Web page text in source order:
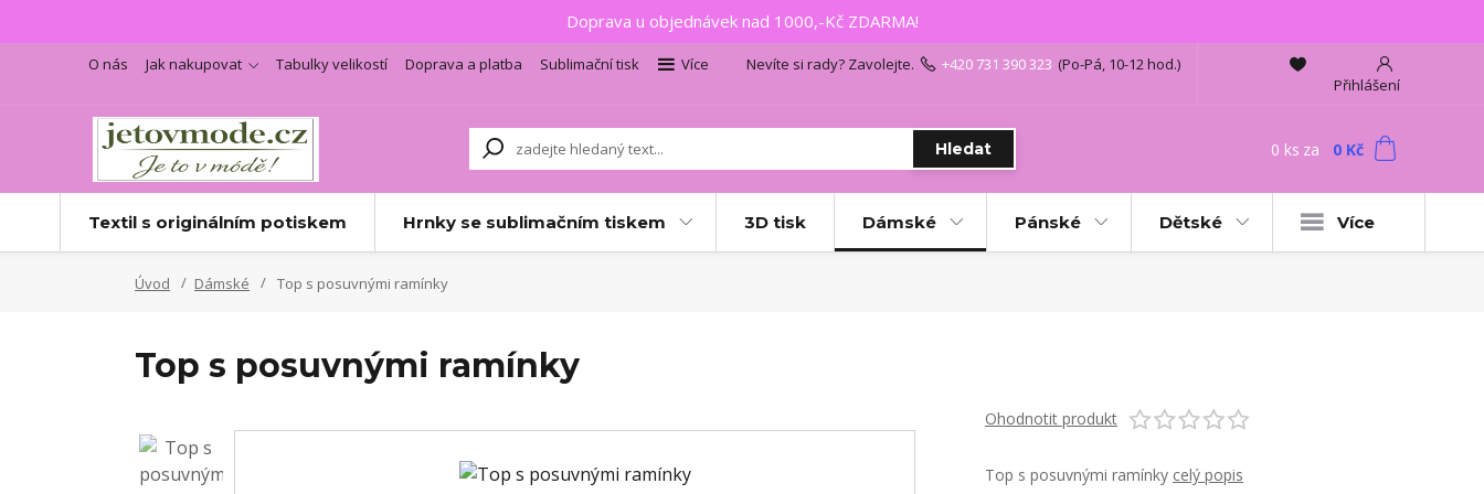
Doprava u objednávek nad 1000,-Kč ZDARMA!
O nás Jak nakupovat Tabulky velikostí Doprava a platba Sublimační tisk
Více
Přihlášení
Hledat
Nevíte si rady? Zavolejte. +420 731 390 323 (Po-Pá, 10-12 hod.)
0 ks za 0 Kč
Textil s originálním potiskem Hrnky se sublimačním tiskem 3D tisk Dámské Pánské Dětské Více
Úvod Dámské Top s posuvnými ramínky
Top s posuvnými ramínky
Ohodnotit produkt
Top s posuvnými ramínky celý popis